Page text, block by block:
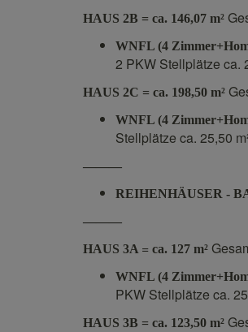
HAUS 2B = ca. 146,07 m²
WNFL (4
2 PKW Stellplätze ca.
HAUS 2C = ca. 198,50 m²
WNFL (4
Stellplätze ca. 25,50
———
REIHENHÄUSER -
———
HAUS 3A = ca. 127 m²
WNFL (4
PKW Stellplätze ca.
HAUS 3B = ca. 123,50 m²